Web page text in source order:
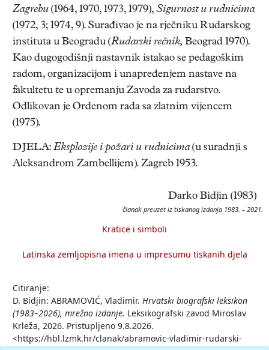
Zagrebu (1964, 1970, 1973, 1979), Sigurnost u rudnicima
(1972, 3; 1974, 9). Surađivao je na rječniku Rudarskog
instituta u Beogradu (Rudarski rečnik, Beograd 1970).
Kao dugogodišnji nastavnik istakao se pedagoškim
radom, organizacijom i unapređenjem nastave na
fakultetu te u opremanju Zavoda za rudarstvo.
Odlikovan je Ordenom rada sa zlatnim vijencem
(1975).
DJELA: Eksplozije i požari u rudnicima(u suradnji s
Aleksandrom Zambellijem). Zagreb 1953.
Darko Bidjin (1983)
članak preuzet iz tiskanog izdanja 1983. – 2021.
Kratice i simboli
Latinska zemljopisna imena u impresumu tiskanih djela
Citiranje:
D. Bidjin: ABRAMOVIĆ, Vladimir. Hrvatski biografski leksikon
(1983–2026), mrežno izdanje. Leksikografski zavod Miroslav
Krleža, 2026. Pristupljeno 9.8.2026.
<https://hbl.lzmk.hr/clanak/abramovic-vladimir-rudarski-